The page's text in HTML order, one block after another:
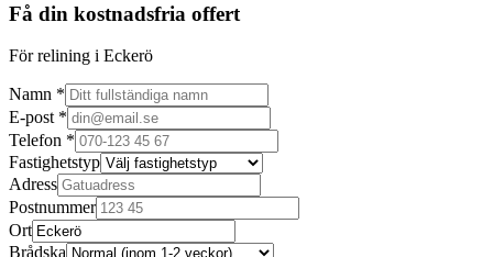
Få din kostnadsfria offert
För relining i Eckerö
Namn *
E-post *
Telefon *
Fastighetstyp
Adress
Postnummer
Ort
Brådska